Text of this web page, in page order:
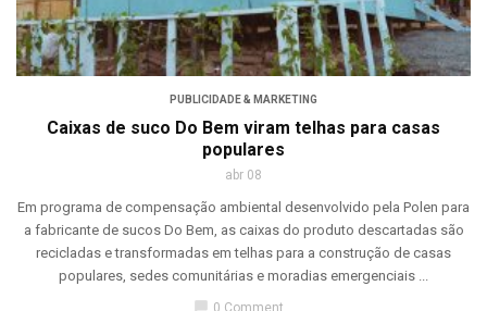
PUBLICIDADE & MARKETING
Caixas de suco Do Bem viram telhas para casas
populares
abr 08
Em programa de compensação ambiental desenvolvido pela Polen para
a fabricante de sucos Do Bem, as caixas do produto descartadas são
recicladas e transformadas em telhas para a construção de casas
populares, sedes comunitárias e moradias emergenciais ...
chat_bubble